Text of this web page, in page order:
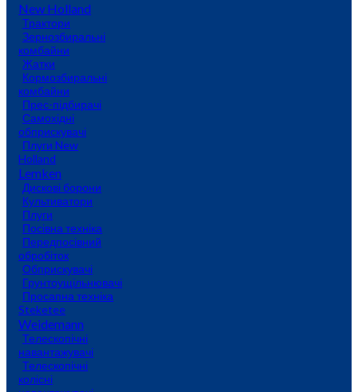
New Holland
Трактори
Зернозбиральні
комбайни
Жатки
Кормозбиральні
комбайни
Прес-підбирачі
Самохідні
обприскувачі
Плуги New
Holland
Lemken
Дискові борони
Культиватори
Плуги
Посівна техніка
Передпосівний
обробіток
Обприскувачі
Грунтоущільнювачі
Просапна техніка
Steketee
Weidemann
Телескопічні
навантажувачі
Телескопічні
колісні